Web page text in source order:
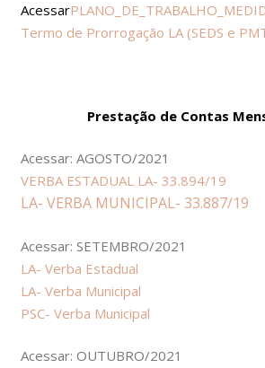
Acessar
Termo de Prorrogação LA (SEDS e
Prestação de Contas
Acessar: AGOSTO/2021
VERBA ESTADUAL LA- 33.894/19
LA- VERBA MUNICIPAL- 33.887/19
Acessar: SETEMBRO/2021
LA- Verba Estadual
LA- Verba Municipal
PSC- Verba Municipal
Acessar: OUTUBRO/2021